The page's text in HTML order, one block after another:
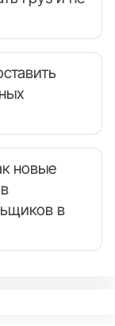
новые
в